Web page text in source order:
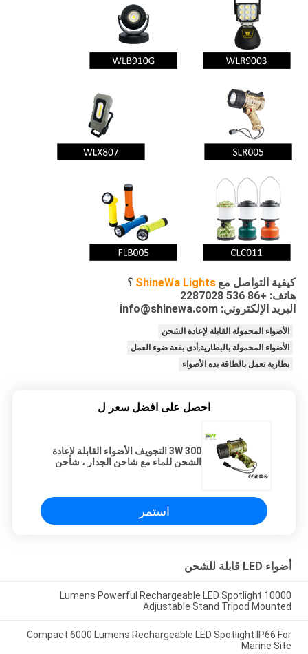
كيفية التواصل مع ShineWa Lights ؟
هاتف: +86 536 2287028
البريد الإلكتروني: info@shinewa.com
الأضواء المحمولة القابلة لإعادة الشحن
الأضواء المحمولة بالبطارية,أدى بقعة ضوء العمل
بطارية تعمل بالطاقة يده الأضواء
احصل على افضل سعر ل
3W 300 التجويف الأضواء القابلة لإعادة
الشحن للماء مع شاحن الجدار ، شاحن
استمر
أضواء LED قابلة للشحن
10000 Lumens Powerful Rechargeable LED Spotlight
Adjustable Stand Tripod Mounted
Compact 6000 Lumens Rechargeable LED Spotlight IP66 For
Marine Site